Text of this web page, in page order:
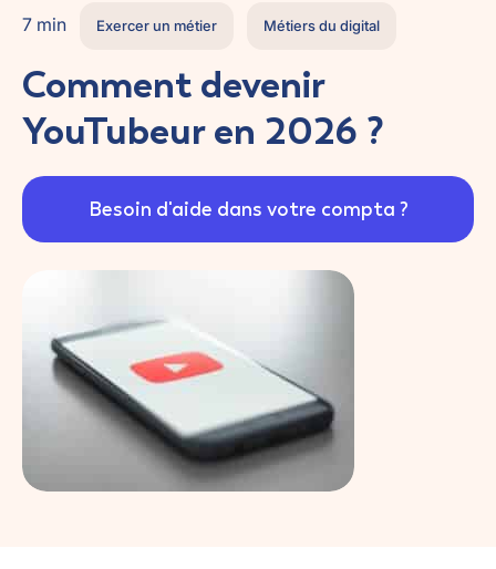
7 min Exercer un métier Métiers du digital
Comment devenir
YouTubeur en 2026 ?
Besoin d'aide dans votre compta ?